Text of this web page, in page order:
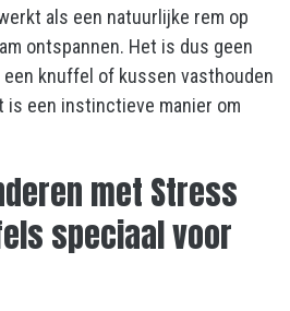
als een natuurlijke rem op
ontspannen. Het is dus geen
knuffel of kussen vasthouden
een instinctieve manier om
met Stress
speciaal voor